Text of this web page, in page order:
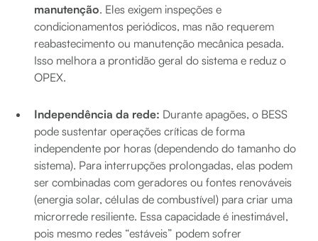
manutenção. Eles exigem inspeções e
condicionamentos periódicos, mas não requerem
reabastecimento ou manutenção mecânica pesada.
Isso melhora a prontidão geral do sistema e reduz o
OPEX.
Independência da rede: Durante apagões, o BESS
pode sustentar operações críticas de forma
independente por horas (dependendo do tamanho do
sistema). Para interrupções prolongadas, elas podem
ser combinadas com geradores ou fontes renováveis
(energia solar, células de combustível) para criar uma
microrrede resiliente. Essa capacidade é inestimável,
pois mesmo redes “estáveis” podem sofrer